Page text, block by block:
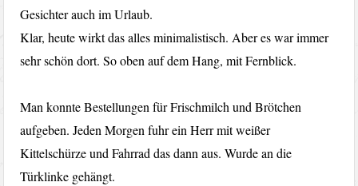
Gesichter auch im Urlaub.
Klar, heute wirkt das alles minimalistisch. Aber es war immer
sehr schön dort. So oben auf dem Hang, mit Fernblick.
Man konnte Bestellungen für Frischmilch und Brötchen
aufgeben. Jeden Morgen fuhr ein Herr mit weißer
Kittelschürze und Fahrrad das dann aus. Wurde an die
Türklinke gehängt.